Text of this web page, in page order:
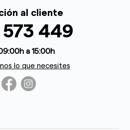
al cliente
449
a 15:00h
lo que necesites